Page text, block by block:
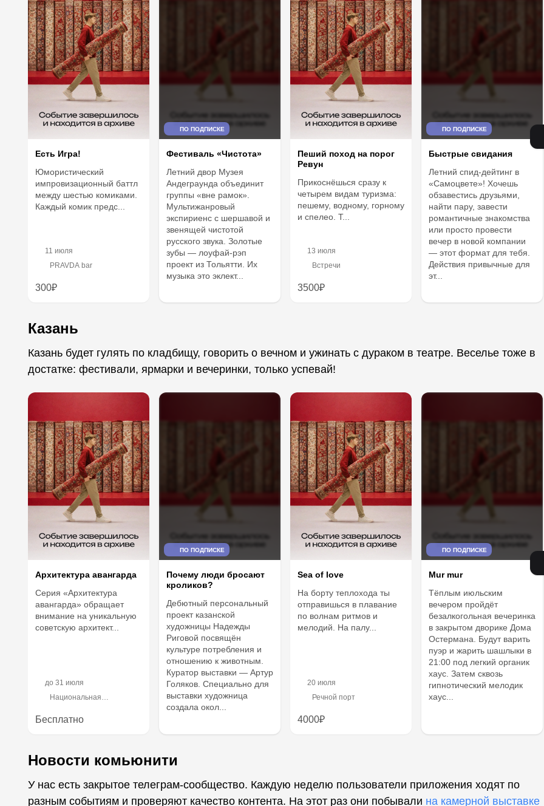
Есть Игра!
Юмористический
импровизационный баттл
между шестью комиками.
Каждый комик предс...
11 июля
PRAVDA bar
300₽
ПО ПОДПИСКЕ
Фестиваль «Чистота»
Летний двор Музея
Андеграунда объединит
группы «вне рамок».
Мультижанровый
экспириенс с шершавой и
звенящей чистотой
русского звука. Золотые
зубы — лоуфай-рэп
проект из Тольятти. Их
музыка это эклект...
Пеший поход на порог
Ревун
Прикоснёшься сразу к
четырем видам туризма:
пешему, водному, горному
и спелео. Т...
13 июля
Встречи
3500₽
ПО ПОДПИСКЕ
Быстрые свидания
Летний спид-дейтинг в
«Самоцвете»! Хочешь
обзавестись друзьями,
найти пару, завести
романтичные знакомства
или просто провести
вечер в новой компании
— этот формат для тебя.
Действия привычные для
эт...
Казань
Казань будет гулять по кладбищу, говорить о вечном и ужинать с дураком в театре. Веселье тоже в
достатке: фестивали, ярмарки и вечеринки, только успевай!
Архитектура авангарда
Серия «Архитектура
авангарда» обращает
внимание на уникальную
советскую архитект...
до 31 июля
Национальная
Татарстан
Бесплатно
ПО ПОДПИСКЕ
Почему люди бросают
кроликов?
Дебютный персональный
проект казанской
художницы Надежды
Риговой посвящён
культуре потребления и
отношению к животным.
Куратор выставки — Артур
Голяков. Специально для
выставки художница
создала окол...
Sea of love
На борту теплохода ты
отправишься в плавание
по волнам ритмов и
мелодий. На палу...
20 июля
Речной порт
4000₽
ПО ПОДПИСКЕ
Mur mur
Тёплым июльским
вечером пройдёт
безалкогольная вечеринка
в закрытом дворике Дома
Остермана. Будут варить
пуэр и жарить шашлыки в
21:00 под легкий органик
хаус. Затем сквозь
гипнотический мелодик
хаус...
Новости комьюнити
У нас есть закрытое телеграм-сообщество. Каждую неделю пользователи приложения ходят по
разным событиям и проверяют качество контента. На этот раз они побывали на камерной выставке